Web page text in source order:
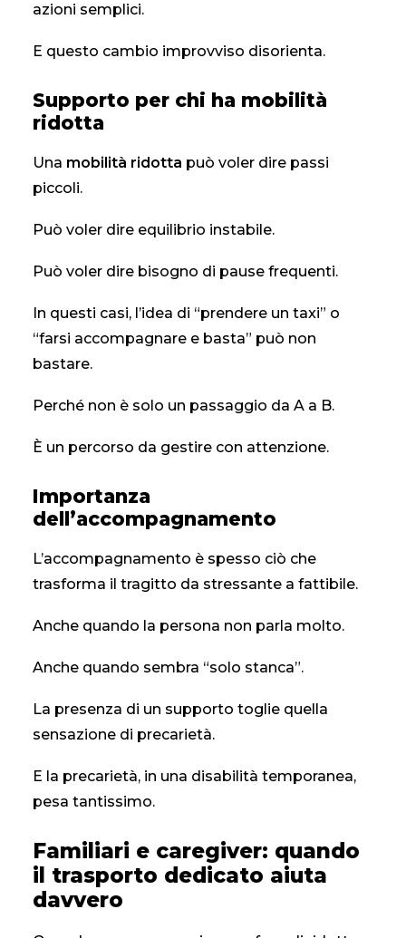
azioni semplici.
E questo cambio improvviso disorienta.
Supporto per chi ha mobilità
ridotta
Una mobilità ridotta può voler dire passi
piccoli.
Può voler dire equilibrio instabile.
Può voler dire bisogno di pause frequenti.
In questi casi, l’idea di “prendere un taxi” o
“farsi accompagnare e basta” può non
bastare.
Perché non è solo un passaggio da A a B.
È un percorso da gestire con attenzione.
Importanza
dell’accompagnamento
L’accompagnamento è spesso ciò che
trasforma il tragitto da stressante a fattibile.
Anche quando la persona non parla molto.
Anche quando sembra “solo stanca”.
La presenza di un supporto toglie quella
sensazione di precarietà.
E la precarietà, in una disabilità temporanea,
pesa tantissimo.
Familiari e caregiver: quando
il trasporto dedicato aiuta
davvero